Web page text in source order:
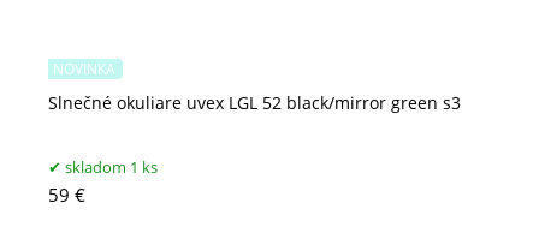
Slnečné okuliare uvex LGL 52 black/mirror green s3
NOVINKA
skladom 1 ks
59 €